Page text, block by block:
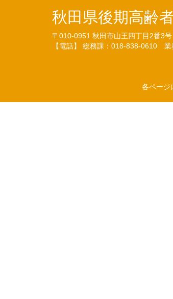
秋田県後期高齢
〒010-0951 秋田市山王四丁目2番3号
【電話】 総務課：018-838-0610
各ページ